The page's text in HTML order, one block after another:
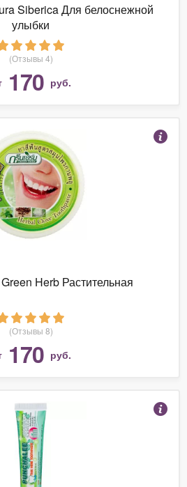
Siberica Для белоснежной
улыбки
(Отзывы 4)
170 руб.
Herb Растительная
(Отзывы 8)
170 руб.